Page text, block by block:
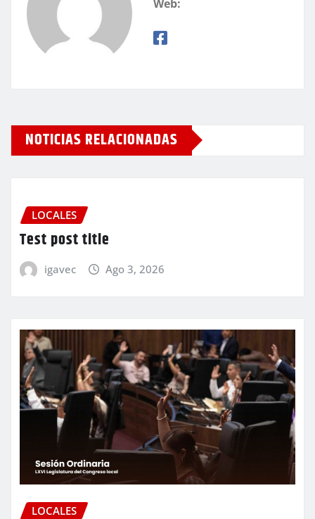
Web:
NOTICIAS RELACIONADAS
LOCALES
Test post title
igavec Ago 3, 2026
LOCALES